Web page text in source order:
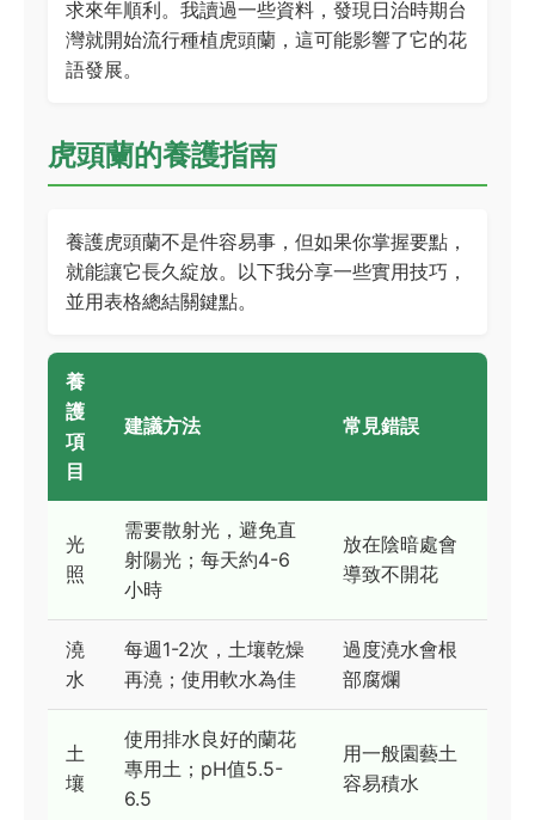
求來年順利。我讀過一些資料，發現日治時期台
灣就開始流行種植虎頭蘭，這可能影響了它的花
語發展。
虎頭蘭的養護指南
養護虎頭蘭不是件容易事，但如果你掌握要點，
就能讓它長久綻放。以下我分享一些實用技巧，
並用表格總結關鍵點。
養
護
項
目
建議方法 常見錯誤
光
照
需要散射光，避免直
射陽光；每天約4-6
小時
放在陰暗處會
導致不開花
澆
水
每週1-2次，土壤乾燥
再澆；使用軟水為佳
過度澆水會根
部腐爛
土
壤
使用排水良好的蘭花
專用土；pH值5.5-
6.5
用一般園藝土
容易積水